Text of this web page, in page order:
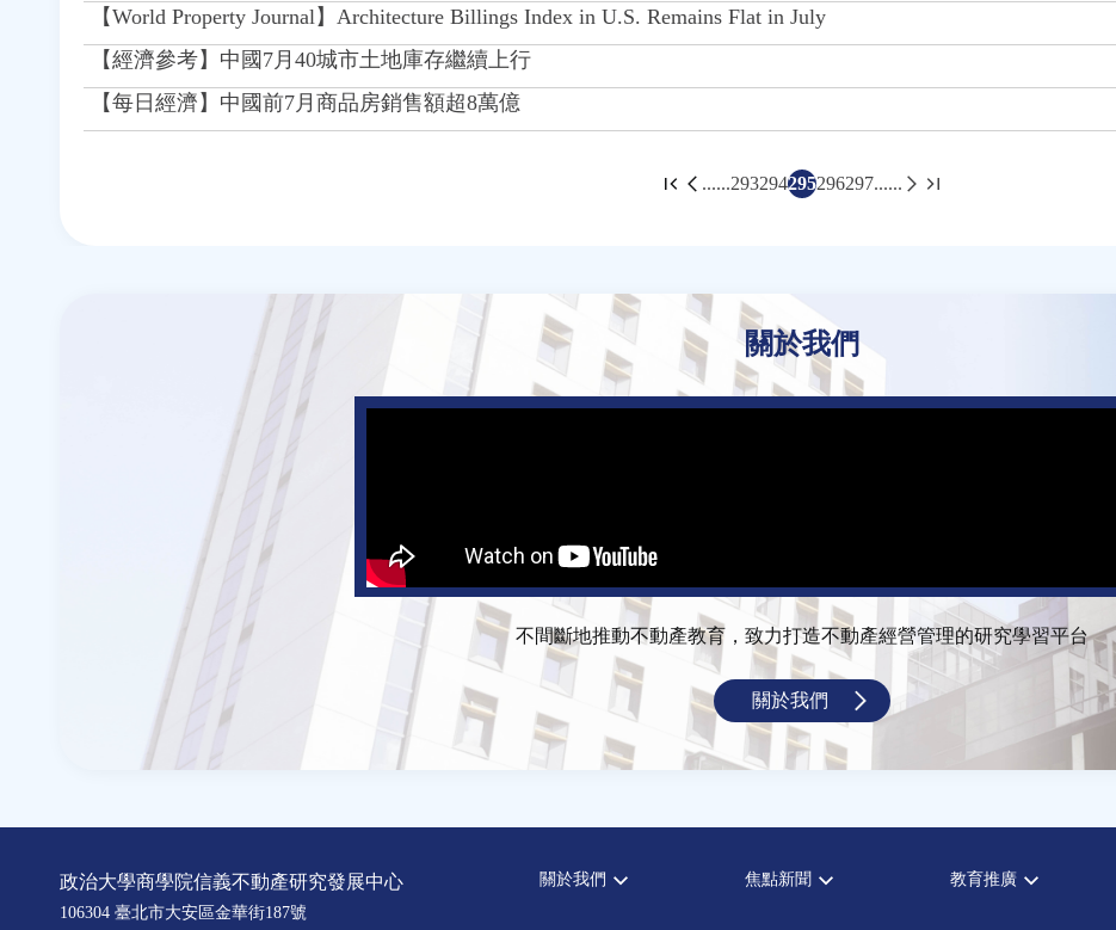
【World Property Journal】Architecture Billings Index in U.S. Remains Flat in July
【經濟參考】中國7月40城市土地庫存繼續上行
【每日經濟】中國前7月商品房銷售額超8萬億
......293294295296297......
關於我們
不間斷地推動不動產教育，致力打造不動產經營管理的研究學習平台
關於我們
政治大學商學院信義不動產研究發展中心
106304 臺北市大安區金華街187號
關於我們 焦點新聞 教育推廣